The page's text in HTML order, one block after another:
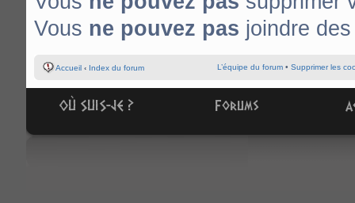
Vous ne pouvez pas joindre
Accueil ‹ Index du forum L’équipe du forum • Supprimer les
OÙ SUIS-JE ? Forums